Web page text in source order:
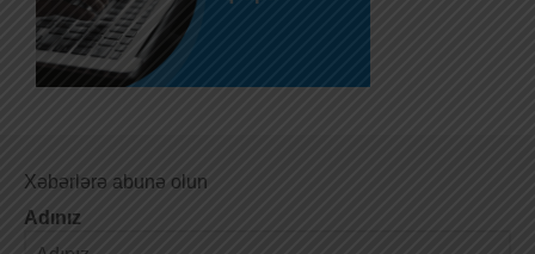
Xəbərlərə abunə olun
Adınız